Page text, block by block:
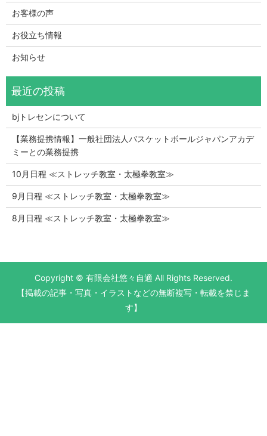
お客様の声
お役立ち情報
お知らせ
bjトレセンについて
【業務提携情報】一般社団法人バスケットボールジャパンアカデ
ミーとの業務提携
10月日程 ≪ストレッチ教室・太極拳教室≫
9月日程 ≪ストレッチ教室・太極拳教室≫
8月日程 ≪ストレッチ教室・太極拳教室≫
Copyright © 有限会社悠々自適 All Rights Reserved.
【掲載の記事・写真・イラストなどの無断複写・転載を禁じま
す】